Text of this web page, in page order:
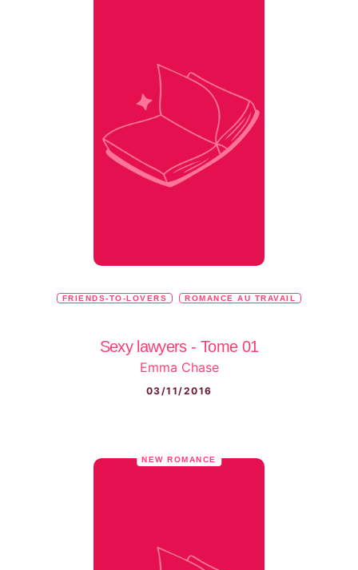
FRIENDS-TO-LOVERS ROMANCE AU TRAVAIL
Sexy lawyers - Tome 01
Emma Chase
03/11/2016
NEW ROMANCE